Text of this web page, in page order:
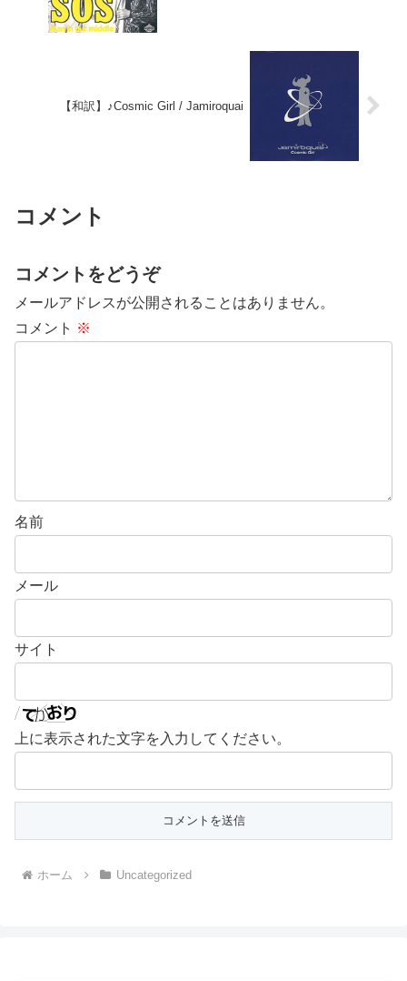
【和訳】♪Cosmic Girl / Jamiroquai
コメント
コメントをどうぞ
メールアドレスが公開されることはありません。
コメント ※
名前
メール
サイト
上に表示された文字を入力してください。
ホーム Uncategorized